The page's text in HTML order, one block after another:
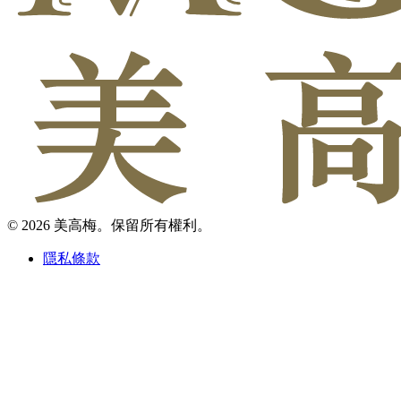
© 2026 美高梅。保留所有權利。
隱私條款